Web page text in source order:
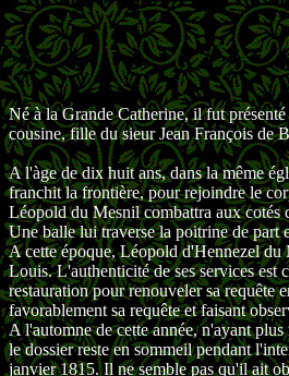
Né à la Grande Catherine, il fut
cousine, fille du sieur Jean François de
A l'àge de dix huit ans, dans la même
franchit la frontière, pour rejoindre le
Léopold du Mesnil combattra aux cotés
Une balle lui traverse la poitrine de part
A cette époque, Léopold d'Hennezel du
Louis. L'authenticité de ses services est
restauration pour renouveler sa requête
favorablement sa requête et faisant
A l'automne de cette année, n'ayant
le dossier reste en sommeil pendant
janvier 1815. Il ne semble pas qu'il ait